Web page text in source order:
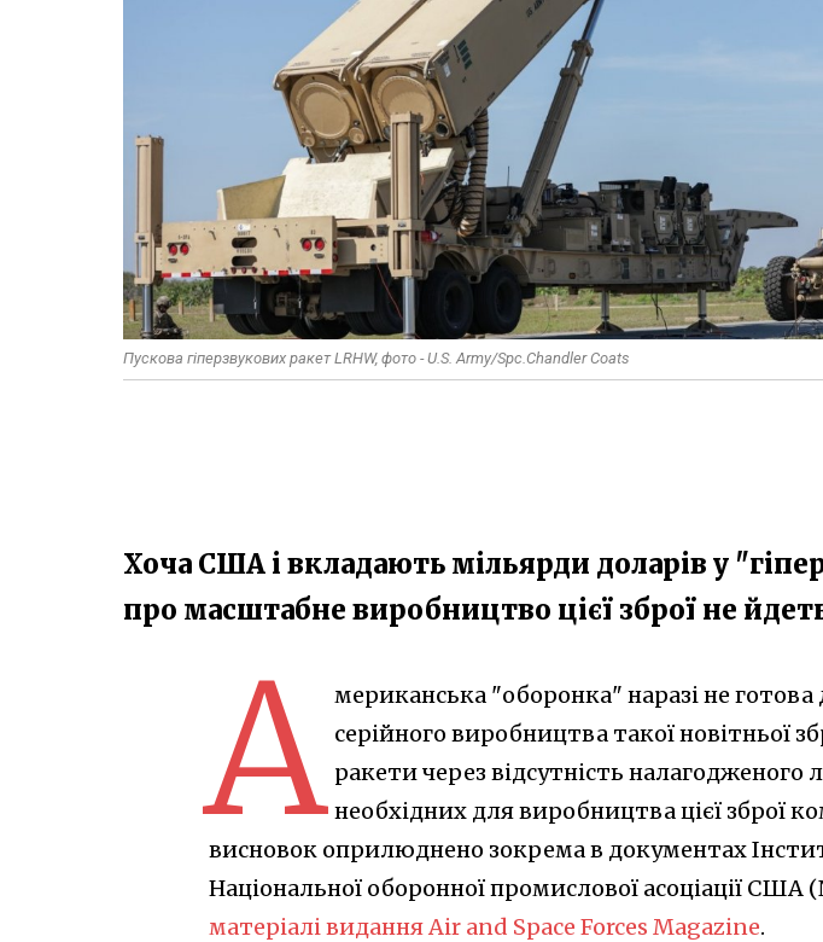
Пускова гіперзвукових ракет LRHW, фото - U.S. Army/Spc.Chandler Coats
Хоча США і вкладають мільярди доларів у
про масштабне виробництво цієї зброї не
А мериканська "оборонка" наразі не
серійного виробництва такої новітньої
ракети через відсутність
необхідних для виробництва цієї зброї
висновок оприлюднено зокрема в документах
Національної оборонної промислової асоціації США
матеріалі видання Air and Space Forces Magazine.